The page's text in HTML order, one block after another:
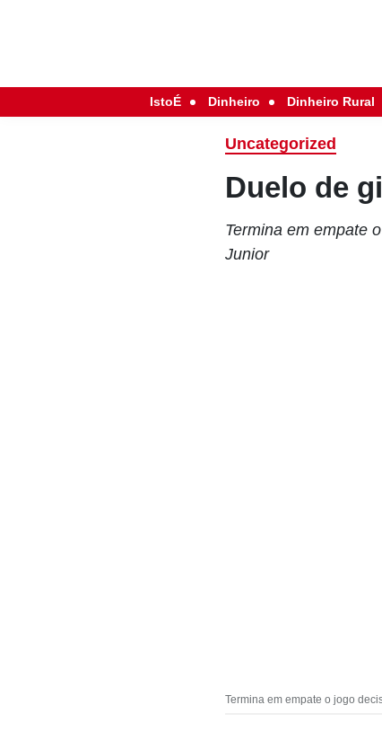
IstoÉ Dinheiro Dinheiro Rural
Uncategorized
Duelo de
Termina em empate
Junior
Termina em empate o jogo